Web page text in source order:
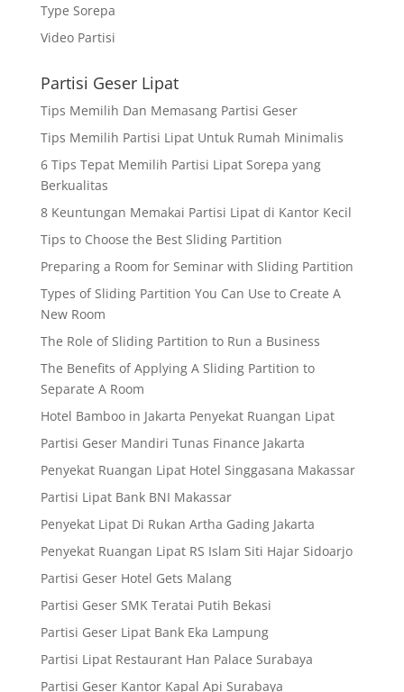
Type Sorepa
Video Partisi
Partisi Geser Lipat
Tips Memilih Dan Memasang Partisi Geser
Tips Memilih Partisi Lipat Untuk Rumah Minimalis
6 Tips Tepat Memilih Partisi Lipat Sorepa yang
Berkualitas
8 Keuntungan Memakai Partisi Lipat di Kantor Kecil
Tips to Choose the Best Sliding Partition
Preparing a Room for Seminar with Sliding Partition
Types of Sliding Partition You Can Use to Create A
New Room
The Role of Sliding Partition to Run a Business
The Benefits of Applying A Sliding Partition to
Separate A Room
Hotel Bamboo in Jakarta Penyekat Ruangan Lipat
Partisi Geser Mandiri Tunas Finance Jakarta
Penyekat Ruangan Lipat Hotel Singgasana Makassar
Partisi Lipat Bank BNI Makassar
Penyekat Lipat Di Rukan Artha Gading Jakarta
Penyekat Ruangan Lipat RS Islam Siti Hajar Sidoarjo
Partisi Geser Hotel Gets Malang
Partisi Geser SMK Teratai Putih Bekasi
Partisi Geser Lipat Bank Eka Lampung
Partisi Lipat Restaurant Han Palace Surabaya
Partisi Geser Kantor Kapal Api Surabaya